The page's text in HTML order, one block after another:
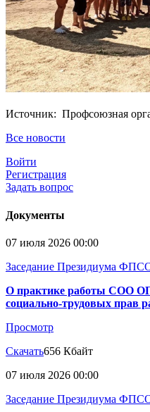
Источник: Профсоюзная
Все новости
Войти
Регистрация
Задать вопрос
Документы
07 июля 2026 00:00
Заседание Президиума
О практике работы СОО
социально-трудовых прав
Просмотр
Скачать656 Кбайт
07 июля 2026 00:00
Заседание Президиума